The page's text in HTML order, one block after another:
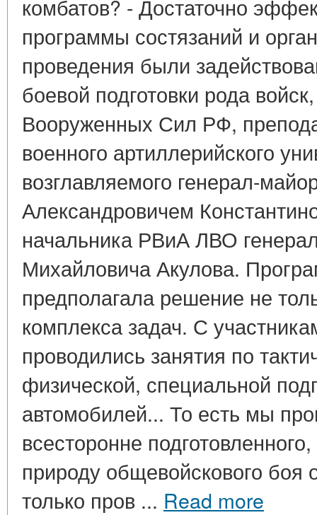
комбатов? - Достаточно
программы состязаний и
проведения были
боевой подготовки рода
Вооруженных Сил РФ,
военного артиллерийского
возглавляемого генерал-
Александровичем
начальника РВиА ЛВО
Михайловича Акулова.
предполагала решение не
комплекса задач. С
проводились занятия по
физической, специальной
автомобилей... То есть мы
всесторонне
природу общевойскового
только пров ... Read more